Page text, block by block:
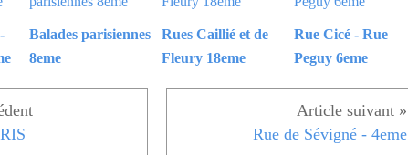
Balades parisiennes
8eme
Rues Caillié et de
Fleury 18eme
Rue Cicé - Rue
Peguy 6eme
Rue de Sévigné - 4eme